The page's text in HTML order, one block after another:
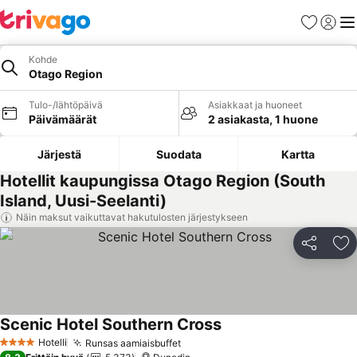
Suosikit
Kohde
Otago Region
Tulo-/lähtöpäivä
Päivämäärät
Asiakkaat ja huoneet
2 asiakasta, 1 huone
Järjestä Suodata Kartta
Hotellit kaupungissa Otago Region (South
Island, Uusi-Seelanti)
Näin maksut vaikuttavat hakutulosten järjestykseen
Jaa
4 Tähtiluokitus
Hotelli Runsas aamiaisbuffetKatso hinnat
Scenic Hotel Southern CrossKatso hinnat